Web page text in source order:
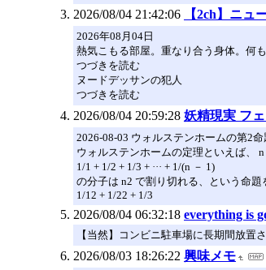
2026/08/04 21:42:06 【2ch】ニュ
2026年08月04日
熱気こもる部屋。重なり合う身体。
つづきを読む
ヌードデッサンの犯人
つづきを読む
2026/08/04 20:59:28 妖精現実 フ
2026-08-03 ウォルステンホームの第2
ウォルステンホームの定理といえば、
1/1 + 1/2 + 1/3 + ··· + 1/(n － 1)
の分子は n2 で割り切れる、という命
1/12 + 1/22 + 1/3
2026/08/04 06:32:18 everything is
【当然】コンビニ駐車場に長期間放置
2026/08/03 18:26:22 興味メモ